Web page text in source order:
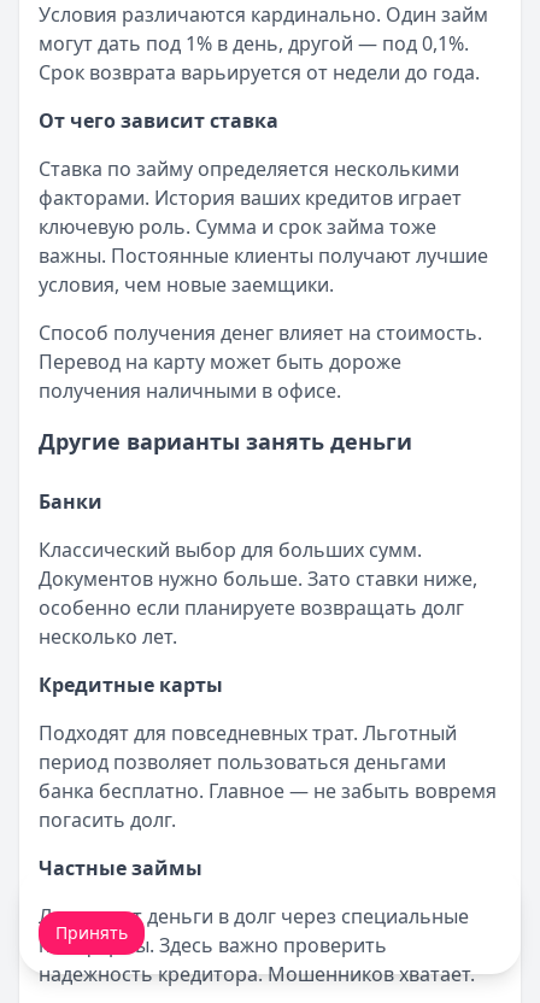
Условия различаются кардинально. Один займ
могут дать под 1% в день, другой — под 0,1%.
Срок возврата варьируется от недели до года.
От чего зависит ставка
Ставка по займу определяется несколькими
факторами. История ваших кредитов играет
ключевую роль. Сумма и срок займа тоже
важны. Постоянные клиенты получают лучшие
условия, чем новые заемщики.
Способ получения денег влияет на стоимость.
Перевод на карту может быть дороже
получения наличными в офисе.
Другие варианты занять деньги
Банки
Классический выбор для больших сумм.
Документов нужно больше. Зато ставки ниже,
особенно если планируете возвращать долг
несколько лет.
Кредитные карты
Подходят для повседневных трат. Льготный
период позволяет пользоваться деньгами
банка бесплатно. Главное — не забыть вовремя
погасить долг.
Частные займы
Люди дают деньги в долг через специальные
платформы. Здесь важно проверить
надежность кредитора. Мошенников хватает.
Принять